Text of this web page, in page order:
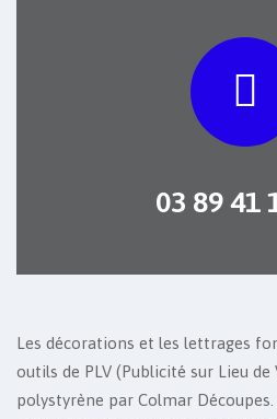
03 89 41
Les décorations et les lettrages
outils de PLV (Publicité sur Lieu de
polystyrène par Colmar